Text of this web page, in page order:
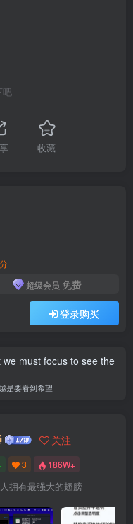
吧
收藏
超级会员 免费
登录购买
must focus to see the
是要看到希望
关注
3 186W+
拥有最强大的翅膀